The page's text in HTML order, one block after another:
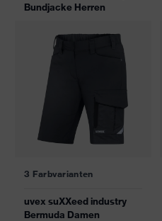
Bundjacke Herren
3 Farbvarianten
uvex suXXeed industry
Bermuda Damen